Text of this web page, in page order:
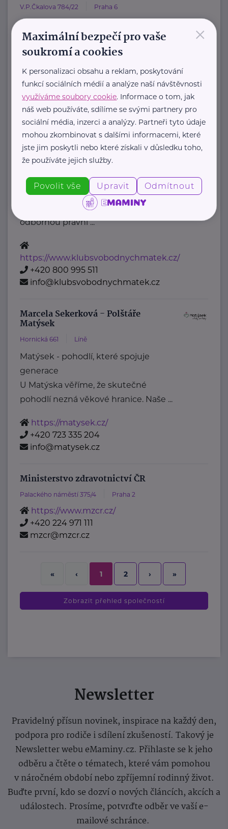
V.P.Čkalova 784/22 Praha 6
nezisková organizace, která již více
než 20 let podporuje ...
https://www.hostcz.org/
+420 776 556 829
produkce@hostcz.org
Klub svobodných matek z.s.
Dukelských hrdinů 34 Praha 7
"Pomáháme rodičům a jejich dětem."
Rodinám samoživitelů z celé ČR
poskytujeme finanční, materiální,
odbornou právní ...
https://www.klubsvobodnychmatek.cz/
+420 800 995 511
info@klubsvobodnychmatek.cz
Marcela Sekerková - Polštáře
Matýsek
Hornická 661 Líně
Matýsek - pohodlí, které spojuje
generace
U Matýska věříme, že skutečné
pohodlí nezná věkové hranice. Naše ...
https://matysek.cz/
+420 723 335 204
info@matysek.cz
Ministerstvo zdravotnictví ČR
Palackého náměstí 375/4 Praha 2
https://www.mzcr.cz/
+420 224 971 111
mzcr@mzcr.cz
« ‹ 1 2 › »
Zobrazit přehled společností
Newsletter
Pravidelný přísun novinek, inspirace na každý den,
podpora pro rodiče i sdílení zkušeností. Takový je
Newsletter webu eMaminy.cz. Přihlaste se k jeho
odběru a čtěte o tématech, které vám pomohou
v náročném období nebo zpříjemní rodinný život.
Buďte první, kdo se dozví o nových článcích, akcích a
událostech. Prosíme, potvrďte odběr ve vaší e-
mailové schránce.
×
Maximální bezpečí pro vaše
soukromí a cookies
K personalizaci obsahu a reklam, poskytování
funkcí sociálních médií a analýze naší návštěvnosti
využíváme soubory cookie. Informace o tom, jak
náš web používáte, sdílíme se svými partnery pro
sociální média, inzerci a analýzy. Partneři tyto údaje
mohou zkombinovat s dalšími informacemi, které
jste jim poskytli nebo které získali v důsledku toho,
že používáte jejich služby.
Povolit vše Upravit Odmítnout